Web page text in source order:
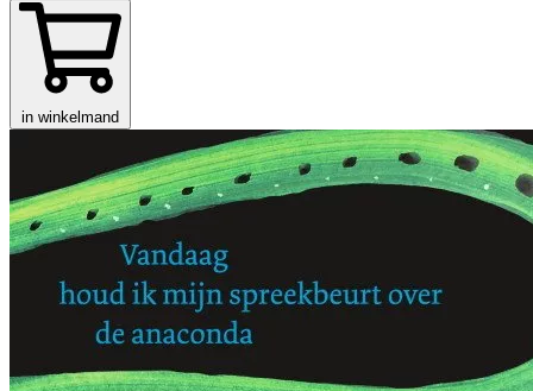
in winkelmand